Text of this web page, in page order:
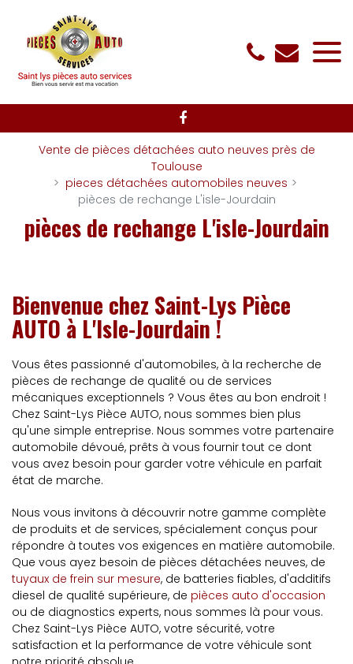
Vente de pièces détachées auto neuves près de
Toulouse
pieces détachées automobiles neuves
pièces de rechange L'isle-Jourdain
pièces de rechange L'isle-Jourdain
Bienvenue chez Saint-Lys Pièce
AUTO à L'Isle-Jourdain !
Vous êtes passionné d'automobiles, à la recherche de
pièces de rechange de qualité ou de services
mécaniques exceptionnels ? Vous êtes au bon endroit !
Chez Saint-Lys Pièce AUTO, nous sommes bien plus
qu'une simple entreprise. Nous sommes votre partenaire
automobile dévoué, prêts à vous fournir tout ce dont
vous avez besoin pour garder votre véhicule en parfait
état de marche.
Nous vous invitons à découvrir notre gamme complète
de produits et de services, spécialement conçus pour
répondre à toutes vos exigences en matière automobile.
Que vous ayez besoin de pièces détachées neuves, de
tuyaux de frein sur mesure, de batteries fiables, d'additifs
diesel de qualité supérieure, de pièces auto d'occasion
ou de diagnostics experts, nous sommes là pour vous.
Chez Saint-Lys Pièce AUTO, votre sécurité, votre
satisfaction et la performance de votre véhicule sont